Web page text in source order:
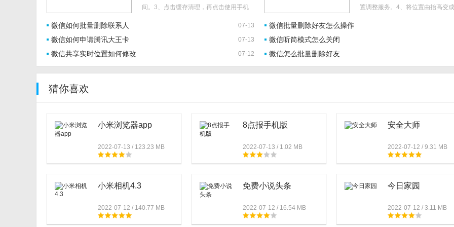
间。3、点击缓存清理，再点击使用手机
记录，勾选要删除聊天记录，选择删除即
置调整服务。4、将位置由抬高变
07-13
微信如何批量删除联系人 微信批量删除好友怎么操作
07-13
微信如何申请腾讯大王卡 微信听筒模式怎么关闭
07-12
微信共享实时位置如何修改 微信怎么批量删除好友
猜你喜欢
小米浏览器app
2022-07-13 / 123.23 MB
8点报手机版
2022-07-13 / 1.02 MB
安全大师
2022-07-12 / 9.31 MB
小米相机4.3
2022-07-12 / 140.77 MB
免费小说头条
2022-07-12 / 16.54 MB
今日家园
2022-07-12 / 3.11 MB